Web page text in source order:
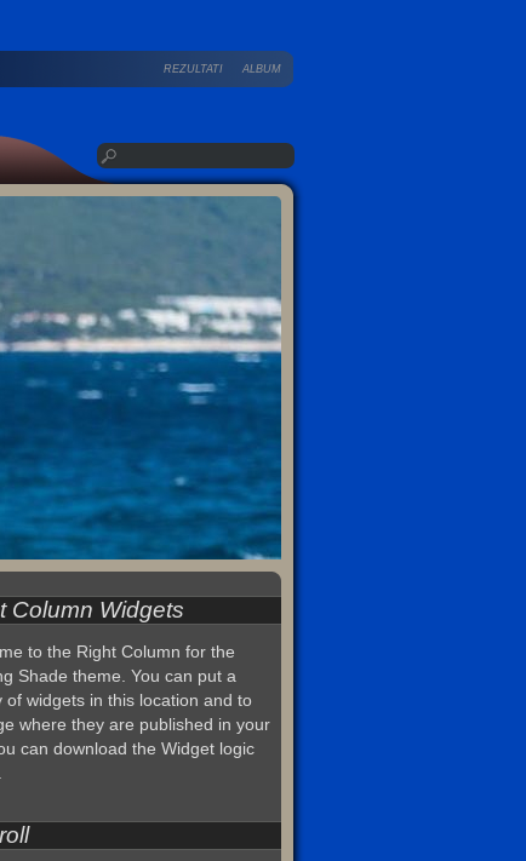
REZULTATI ALBUM
Column Widgets
to the Right Column for the
Shade theme. You can put a
of widgets in this location and to
where they are published in your
can download the Widget logic